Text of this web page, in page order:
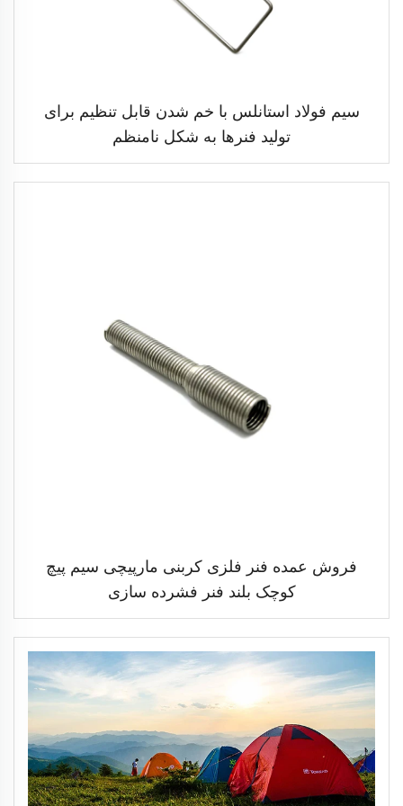
سیم فولاد استانلس با خم شدن قابل تنظیم برای
تولید فنرها به شکل نامنظم
فروش عمده فنر فلزی کربنی مارپیچی سیم پیچ
کوچک بلند فنر فشرده سازی